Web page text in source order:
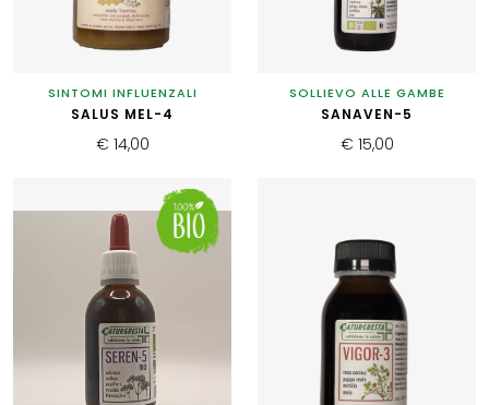
SINTOMI INFLUENZALI
SALUS MEL-4
€ 14,00
SOLLIEVO ALLE GAMBE
SANAVEN-5
€ 15,00